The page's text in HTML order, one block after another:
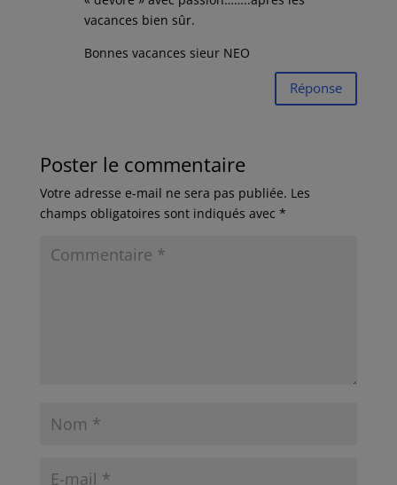
vacances bien sûr.
Bonnes vacances sieur NEO
Réponse
Poster le commentaire
Votre adresse e-mail ne sera pas publiée. Les
champs obligatoires sont indiqués avec *